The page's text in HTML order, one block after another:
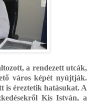
a rendezett utcák,
város képét nyújtják.
is éreztetik hatásukat. A
Kis István, a